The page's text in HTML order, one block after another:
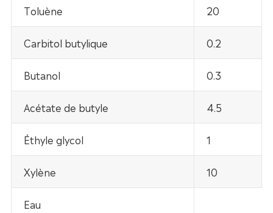
Toluène 20
Carbitol butylique 0.2
Butanol 0.3
Acétate de butyle 4.5
Éthyle glycol 1
Xylène 10
Eau